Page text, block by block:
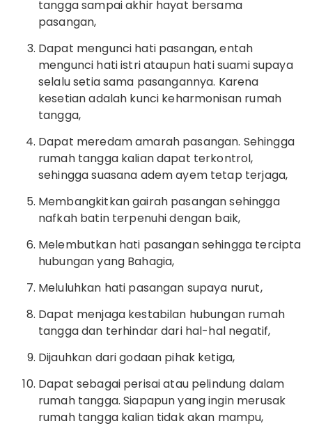
tangga sampai akhir hayat bersama
pasangan,
Dapat mengunci hati pasangan, entah
mengunci hati istri ataupun hati suami supaya
selalu setia sama pasangannya. Karena
kesetian adalah kunci keharmonisan rumah
tangga,
Dapat meredam amarah pasangan. Sehingga
rumah tangga kalian dapat terkontrol,
sehingga suasana adem ayem tetap terjaga,
Membangkitkan gairah pasangan sehingga
nafkah batin terpenuhi dengan baik,
Melembutkan hati pasangan sehingga tercipta
hubungan yang Bahagia,
Meluluhkan hati pasangan supaya nurut,
Dapat menjaga kestabilan hubungan rumah
tangga dan terhindar dari hal-hal negatif,
Dijauhkan dari godaan pihak ketiga,
Dapat sebagai perisai atau pelindung dalam
rumah tangga. Siapapun yang ingin merusak
rumah tangga kalian tidak akan mampu,